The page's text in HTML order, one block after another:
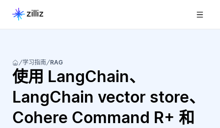
学习指南 RAG
使用 LangChain、
LangChain vector store、
Cohere Command R+ 和